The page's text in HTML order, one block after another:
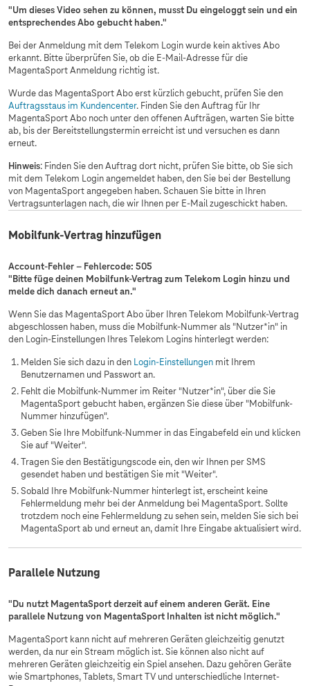
"Um dieses Video sehen zu können, musst Du eingeloggt sein und ein
entsprechendes Abo gebucht haben."
Bei der Anmeldung mit dem Telekom Login wurde kein aktives Abo
erkannt. Bitte überprüfen Sie, ob die E-Mail-Adresse für die
MagentaSport Anmeldung richtig ist.
Wurde das MagentaSport Abo erst kürzlich gebucht, prüfen Sie den
Auftragsstaus im Kundencenter. Finden Sie den Auftrag für Ihr
MagentaSport Abo noch unter den offenen Aufträgen, warten Sie bitte
ab, bis der Bereitstellungstermin erreicht ist und versuchen es dann
erneut.
Hinweis: Finden Sie den Auftrag dort nicht, prüfen Sie bitte, ob Sie sich
mit dem Telekom Login angemeldet haben, den Sie bei der Bestellung
von MagentaSport angegeben haben. Schauen Sie bitte in Ihren
Vertragsunterlagen nach, die wir Ihnen per E-Mail zugeschickt haben.
Mobilfunk-Vertrag hinzufügen
Account-Fehler – Fehlercode: 505
"Bitte füge deinen Mobilfunk-Vertrag zum Telekom Login hinzu und
melde dich danach erneut an."
Wenn Sie das MagentaSport Abo über Ihren Telekom Mobilfunk-Vertrag
abgeschlossen haben, muss die Mobilfunk-Nummer als "Nutzer*in" in
den Login-Einstellungen Ihres Telekom Logins hinterlegt werden:
Melden Sie sich dazu in den Login-Einstellungen mit Ihrem
Benutzernamen und Passwort an.
Fehlt die Mobilfunk-Nummer im Reiter "Nutzer*in", über die Sie
MagentaSport gebucht haben, ergänzen Sie diese über "Mobilfunk-
Nummer hinzufügen".
Geben Sie Ihre Mobilfunk-Nummer in das Eingabefeld ein und klicken
Sie auf "Weiter".
Tragen Sie den Bestätigungscode ein, den wir Ihnen per SMS
gesendet haben und bestätigen Sie mit "Weiter".
Sobald Ihre Mobilfunk-Nummer hinterlegt ist, erscheint keine
Fehlermeldung mehr bei der Anmeldung bei MagentaSport. Sollte
trotzdem noch eine Fehlermeldung zu sehen sein, melden Sie sich bei
MagentaSport ab und erneut an, damit Ihre Eingabe aktualisiert wird.
Parallele Nutzung
"Du nutzt MagentaSport derzeit auf einem anderen Gerät. Eine
parallele Nutzung von MagentaSport Inhalten ist nicht möglich."
MagentaSport kann nicht auf mehreren Geräten gleichzeitig genutzt
werden, da nur ein Stream möglich ist. Sie können also nicht auf
mehreren Geräten gleichzeitig ein Spiel ansehen. Dazu gehören Geräte
wie Smartphones, Tablets, Smart TV und unterschiedliche Internet-